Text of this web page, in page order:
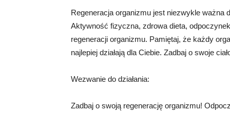
Regeneracja organizmu jest niezwykle ważna
Aktywność fizyczna, zdrowa dieta,
regeneracji organizmu. Pamiętaj, że każdy
najlepiej działają dla Ciebie. Zadbaj o swoje
Wezwanie do działania:
Zadbaj o swoją regenerację organizmu!